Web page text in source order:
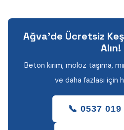
Ağva'de Ücretsiz
Alın!
Beton kırım, moloz taşıma,
ve daha fazlası için
📞 0537 019